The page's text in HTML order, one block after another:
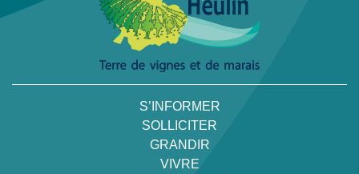
S’INFORMER
SOLLICITER
GRANDIR
VIVRE